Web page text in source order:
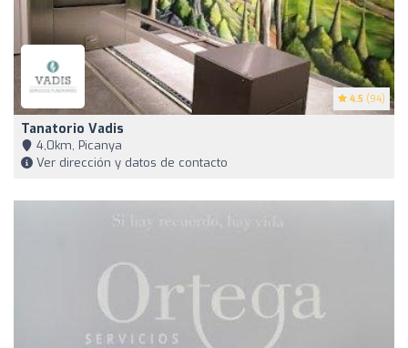
4.5 (94)
Tanatorio Vadis
4,0km, Picanya
Ver dirección y datos de contacto